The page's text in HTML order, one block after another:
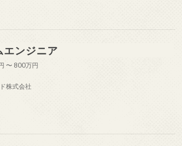
エンジニア
〜 800万円
株式会社